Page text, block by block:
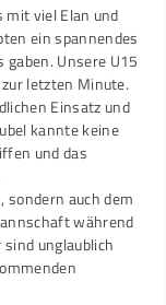
mit viel Elan und
ein spannendes
gaben. Unsere U15
letzten Minute.
Einsatz und
kannte keine
und das
sondern auch dem
während
unglaublich